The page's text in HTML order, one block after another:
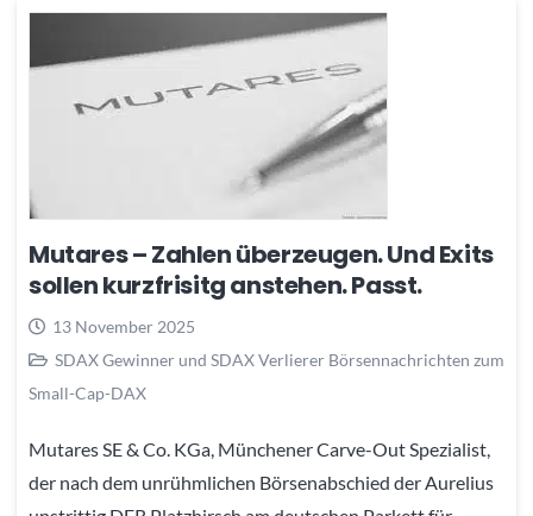
Mutares – Zahlen überzeugen. Und Exits
sollen kurzfrisitg anstehen. Passt.
13 November 2025
SDAX Gewinner und SDAX Verlierer Börsennachrichten zum
Small-Cap-DAX
Mutares SE & Co. KGa, Münchener Carve-Out Spezialist,
der nach dem unrühmlichen Börsenabschied der Aurelius